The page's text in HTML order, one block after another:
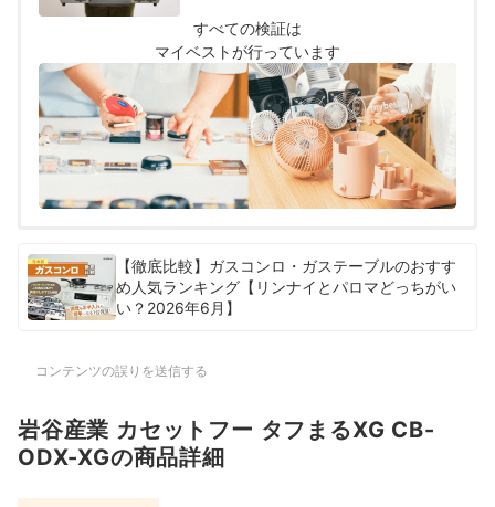
た。
すべての検証は
マイベストが行っています
【徹底比較】ガスコンロ・ガステーブルのおすす
め人気ランキング【リンナイとパロマどっちがい
い？2026年6月】
コンテンツの誤りを送信する
岩谷産業 カセットフー タフまるXG CB-
ODX-XGの商品詳細